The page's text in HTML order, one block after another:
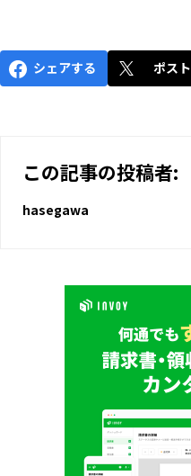
シェアする ポスト
この記事の投稿者:
hasegawa